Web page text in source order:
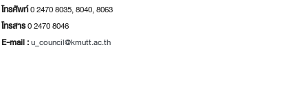
โทรศัพท์0 2470 8035, 8040, 8063
โทรสาร0 2470 8046
E-mail :u_council@kmutt.ac.th